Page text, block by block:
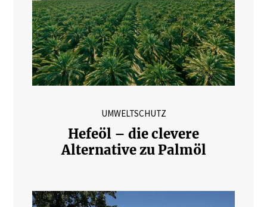
UMWELTSCHUTZ
Hefeöl – die clevere
Alternative zu Palmöl